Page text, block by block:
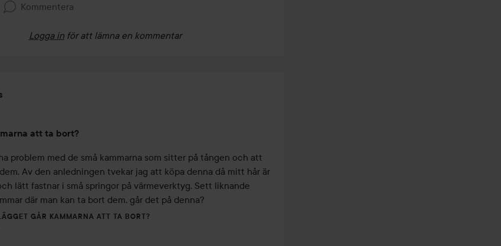
Kommentera
Logga in för att lämna en kommentar
skapades 4 år
att ta bort?
problem med de små kammarna som sitter på tången och att
Av den anledningen tvekar jag att köpa denna då mitt hår är
lätt fastnar i små springor på värmeverktyg. Sett liknande
där man kan ta bort dem, går det på denna?
GÅR KAMMARNA ATT TA BORT?